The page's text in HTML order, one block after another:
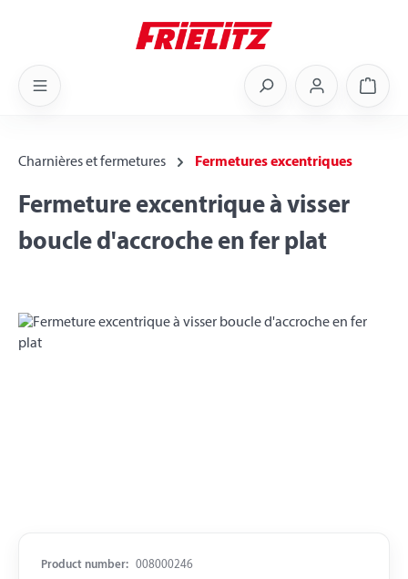
Charnières et fermetures Fermetures excentriques
Fermeture excentrique à visser
boucle d'accroche en fer plat
Skip image gallery
Product number: 008000246